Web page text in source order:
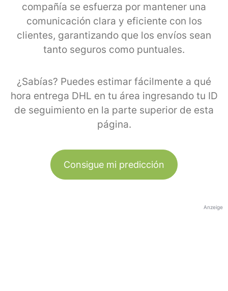
compañía se esfuerza por mantener una
comunicación clara y eficiente con los
clientes, garantizando que los envíos sean
tanto seguros como puntuales.
¿Sabías? Puedes estimar fácilmente a qué
hora entrega DHL en tu área ingresando tu ID
de seguimiento en la parte superior de esta
página.
Consigue mi predicción
Anzeige